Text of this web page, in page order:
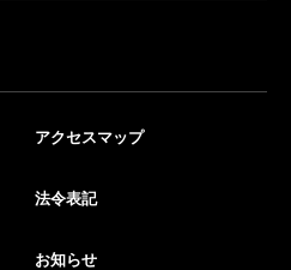
アクセスマップ
法令表記
お知らせ